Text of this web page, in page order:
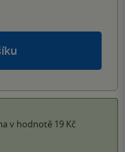
v hodnotě 19 Kč